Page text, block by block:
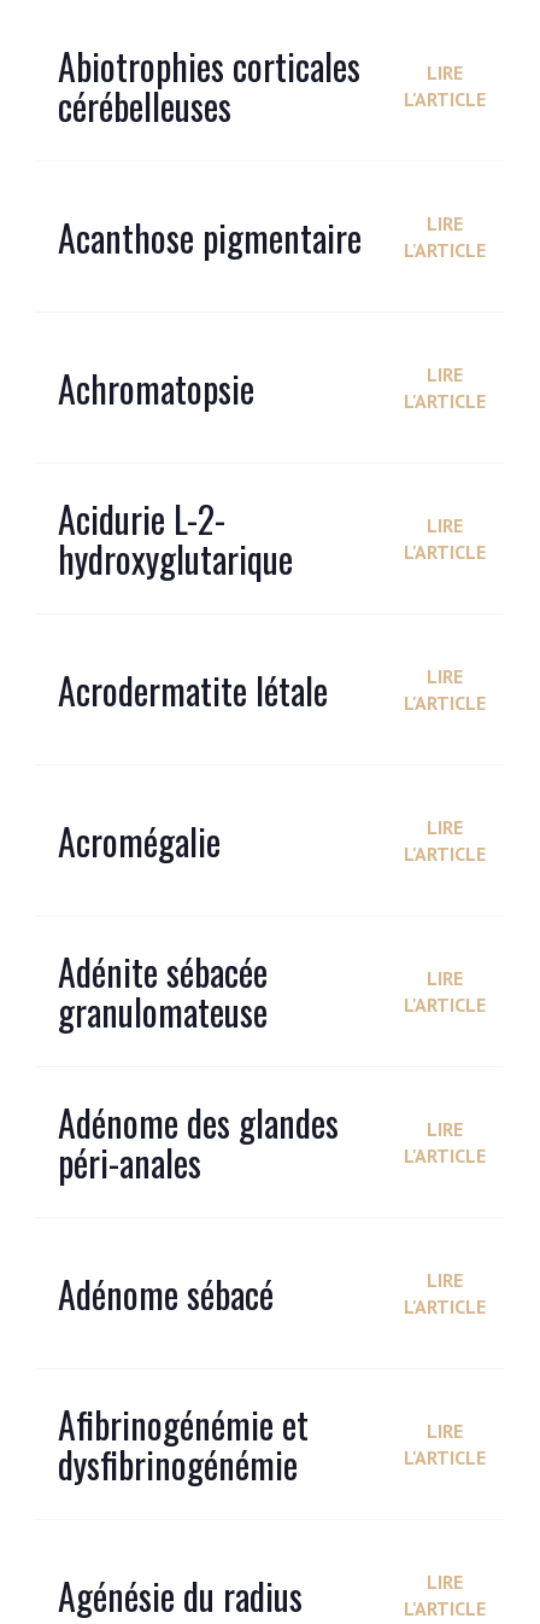
Abiotrophies corticales
cérébelleuses
LIRE
L'ARTICLE
Acanthose pigmentaire
LIRE
L'ARTICLE
Achromatopsie
LIRE
L'ARTICLE
Acidurie L-2-
hydroxyglutarique
LIRE
L'ARTICLE
Acrodermatite létale
LIRE
L'ARTICLE
Acromégalie
LIRE
L'ARTICLE
Adénite sébacée
granulomateuse
LIRE
L'ARTICLE
Adénome des glandes
péri-anales
LIRE
L'ARTICLE
Adénome sébacé
LIRE
L'ARTICLE
Afibrinogénémie et
dysfibrinogénémie
LIRE
L'ARTICLE
Agénésie du radius
LIRE
L'ARTICLE